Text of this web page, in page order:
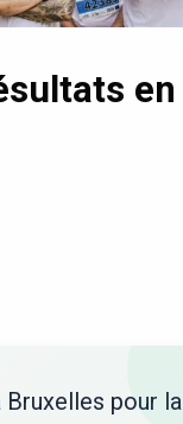
en
Bruxelles pour la